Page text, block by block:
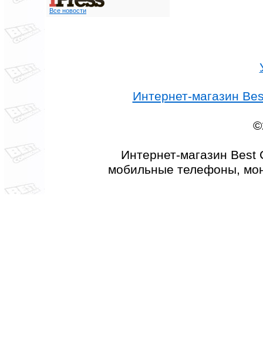
Все новости
Интернет-магазин
Интернет-магазин Best
мобильные телефоны,